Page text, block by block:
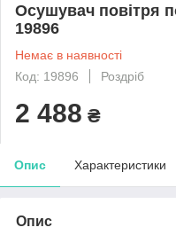
Осушувач повітря
19896
Немає в наявності
Код: 19896
Роздріб
2 488 ₴
Опис Характеристики
Опис